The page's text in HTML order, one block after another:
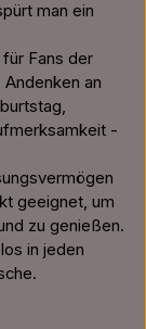
man ein
für Fans der
an
-
geeignet, um
zu genießen.
in jeden